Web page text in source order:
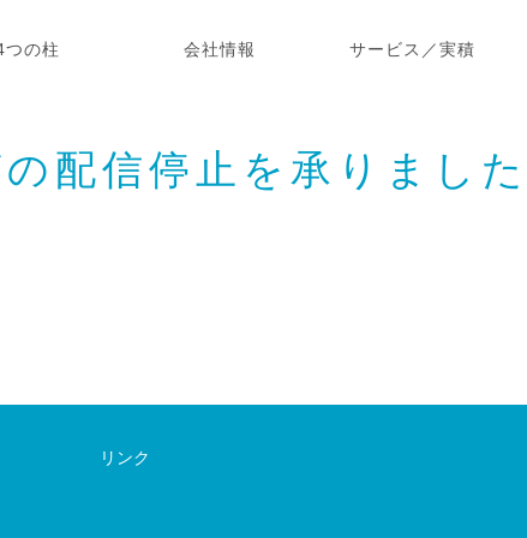
つの柱 会社情報 サービス／実積
配信停止を承りました
リンク